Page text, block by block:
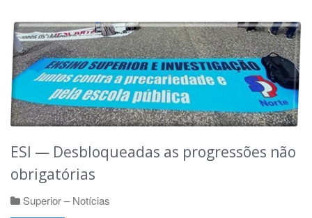
ESI — Desbloqueadas as progressões não
obrigatórias
Superior – Notícias